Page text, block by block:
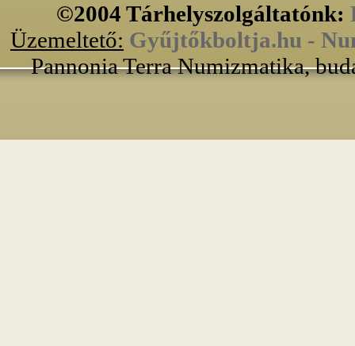
©2004 Tárhelyszolgáltatónk:
Üzemeltető: Gyűjtőkboltja.hu -
Pannonia Terra Numizmatika,